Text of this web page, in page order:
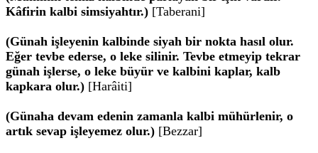
Kâfirin kalbi simsiyahtır.) [Taberani]
(Günah işleyenin kalbinde siyah bir nokta hasıl olur.
Eğer tevbe ederse, o leke silinir. Tevbe etmeyip tekrar
günah işlerse, o leke büyür ve kalbini kaplar, kalb
kapkara olur.) [Harâiti]
(Günaha devam edenin zamanla kalbi mühürlenir, o
artık sevap işleyemez olur.) [Bezzar]